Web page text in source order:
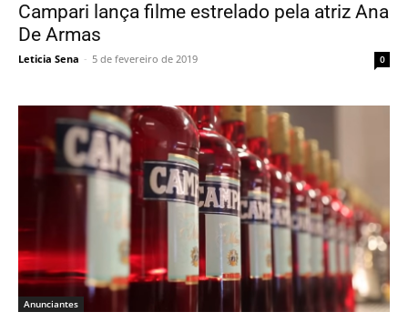
Campari lança filme estrelado pela atriz Ana
De Armas
Leticia Sena - 5 de fevereiro de 2019 0
Anunciantes